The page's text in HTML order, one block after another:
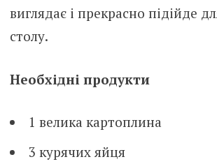
виглядає і прекрасно підійде
столу.
Необхідні продукти
1 велика картоплина
3 курячих яйця